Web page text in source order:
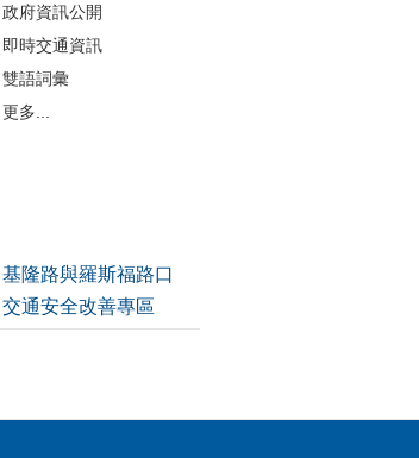
政府資訊公開
即時交通資訊
雙語詞彙
更多...
基隆路與羅斯福路口
交通安全改善專區